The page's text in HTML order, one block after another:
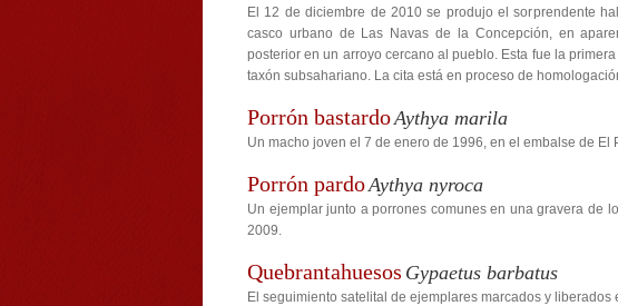
El 12 de diciembre de 2010 se produjo el sorprendente
casco urbano de Las Navas de la Concepción, en
posterior en un arroyo cercano al pueblo. Esta fue la
taxón subsahariano. La cita está en proceso de
Porrón bastardoAythya marila
Un macho joven el 7 de enero de 1996, en el embalse de El
Porrón pardoAythya nyroca
Un ejemplar junto a porrones comunes en una gravera de
2009.
Quebrantahuesos Gypaetus barbatus
El seguimiento satelital de ejemplares marcados y